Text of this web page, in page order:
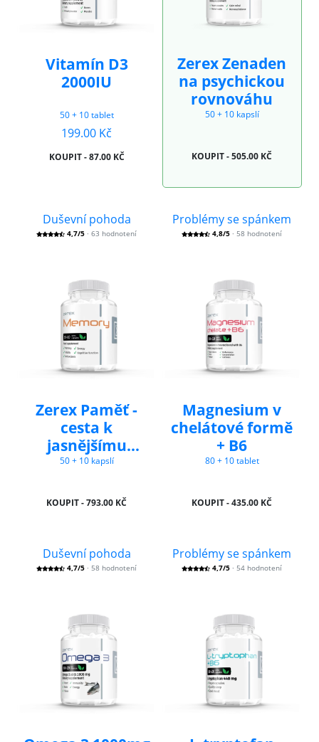
Vitamín D3
2000IU
50 + 10 tablet
199.00 Kč
KOUPIT - 87.00 KČ
Zerex Zenaden
na psychickou
rovnováhu
50 + 10 kapslí
KOUPIT - 505.00 KČ
Duševní pohoda
4,7/5 · 63 hodnotení
Zerex Paměť -
cesta k
jasnějšímu
myšlení
50 + 10 kapslí
KOUPIT - 793.00 KČ
Problémy se spánkem
4,8/5 · 58 hodnotení
Magnesium v
chelátové formě
+ B6
80 + 10 tablet
KOUPIT - 435.00 KČ
Duševní pohoda
4,7/5 · 58 hodnotení
Problémy se spánkem
4,7/5 · 54 hodnotení